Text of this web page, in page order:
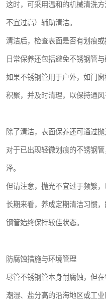
这时，可采用温和的机械清洗
不宜过高）辅助清洁。
清洁后，检查表面是否有划痕或
日常保养还包括避免不锈钢管
如果不锈钢管用于户外，如门
积聚，并及时清理，以保持通风
除了清洁，表面保养还可通过抛
对于已出现轻微划痕的不锈钢
泽。
但请注意，抛光不宜过于频繁，
长期来看，养成定期清洁习惯
钢管始终保持较佳状态。
防腐蚀措施与环境管理
尽管不锈钢管本身耐腐蚀，但在
潮湿、盐分高的沿海地区或工